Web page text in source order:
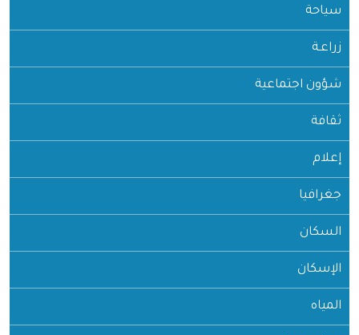
سياحة
زراعـة
شؤون اجتماعية
ثقافة
إعلام
جغرافيا
السكان
الإسكان
المياه